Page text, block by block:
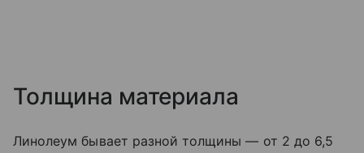
Толщина материала
Линолеум бывает разной толщины — от 2 до 6,5